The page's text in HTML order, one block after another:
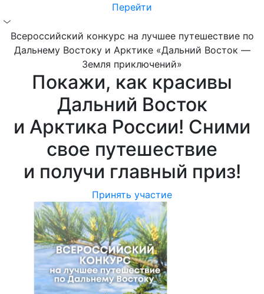
Перейти
Всероссийский конкурс на лучшее путешествие по
Дальнему Востоку и Арктике «Дальний Восток —
Земля приключений»
Покажи, как красивы
Дальний Восток
и Арктика России! Сними
свое путешествие
и получи главный приз!
Принять участие